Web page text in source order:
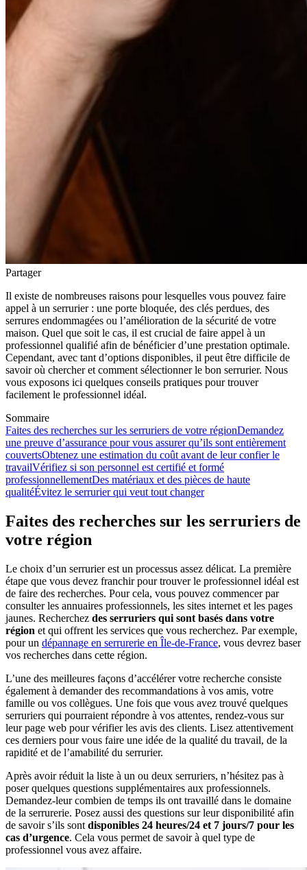
Partager
Il existe de nombreuses raisons pour lesquelles vous pouvez faire
appel à un serrurier : une porte bloquée, des clés perdues, des
serrures endommagées ou l’amélioration de la sécurité de votre
maison. Quel que soit le cas, il est crucial de faire appel à un
professionnel qualifié afin de bénéficier d’une prestation optimale.
Cependant, avec tant d’options disponibles, il peut être difficile de
savoir où chercher et comment sélectionner le bon serrurier. Nous
vous exposons ici quelques conseils pratiques pour trouver
facilement le professionnel idéal.
Sommaire
Faites des recherches sur les serruriers de votre régionDemandez
une preuve d’assurance pour vous assurer qu’ils sont entièrement
couvertsObtenez une estimation du coût avant de leur confier le
travailVérifiez si son personnel est certifié et formé
professionnellementDes matériaux et des pièces de haute
qualitéÉvitez le serrurier qui veut tout changer
Faites des recherches sur les serruriers de
votre région
Le choix d’un serrurier est un processus assez délicat. La première
étape que vous devez franchir pour trouver le professionnel idéal est
de faire des recherches. Pour cela, vous pouvez commencer par
consulter les annuaires professionnels, les sites internet et les pages
jaunes. Recherchez des serruriers qui sont basés dans votre
région et qui offrent les services que vous recherchez. Par exemple,
pour un dépannage en serrurerie en Île-de-France, vous devrez baser
vos recherches dans cette région.
L’une des meilleures façons d’accélérer votre recherche consiste
également à demander des recommandations à vos amis, votre
famille ou vos collègues. Une fois que vous avez trouvé quelques
serruriers qui pourraient répondre à vos attentes, rendez-vous sur
leur page web pour vérifier les avis des clients. Lisez attentivement
ces derniers pour vous faire une idée de la qualité du travail, de la
rapidité et de l’amabilité du serrurier.
Après avoir réduit la liste à un ou deux serruriers, n’hésitez pas à
poser quelques questions supplémentaires aux professionnels.
Demandez-leur combien de temps ils ont travaillé dans le domaine
de la serrurerie. Posez aussi des questions sur leur disponibilité afin
de savoir s’ils sont disponibles 24 heures/24 et 7 jours/7 pour les
cas d’urgence. Cela vous permet de savoir à quel type de
professionnel vous avez affaire.